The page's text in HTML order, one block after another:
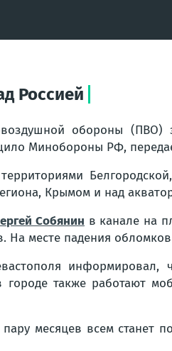
Россией
обороны (ПВО)
Минобороны РФ,
Крымом и над
Собянин в канале на
На месте падения
городе также работают
месяцев всем станет